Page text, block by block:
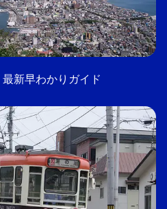
新早わかりガイド